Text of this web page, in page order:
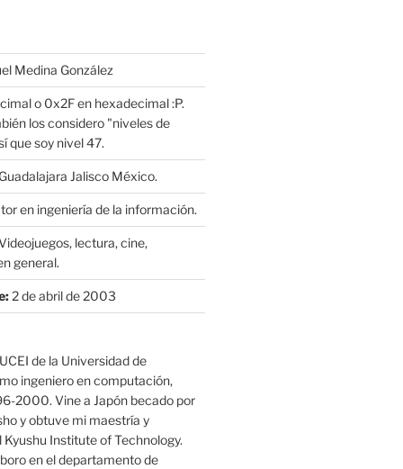
Medina González
o 0x2F en hexadecimal :P.
los considero "niveles de
que soy nivel 47.
Jalisco México.
en ingeniería de la información.
lectura, cine,
general.
2 de abril de 2003
de la Universidad de
ingeniero en computación,
2000. Vine a Japón becado por
y obtuve mi maestría y
Institute of Technology.
en el departamento de